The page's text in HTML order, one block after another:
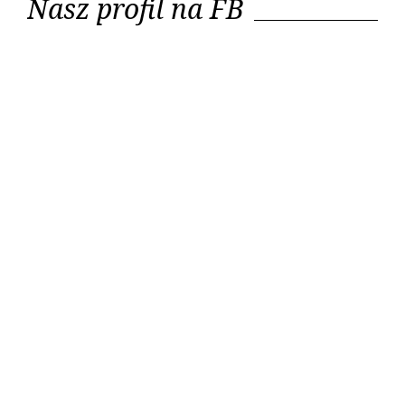
Nasz profil na FB